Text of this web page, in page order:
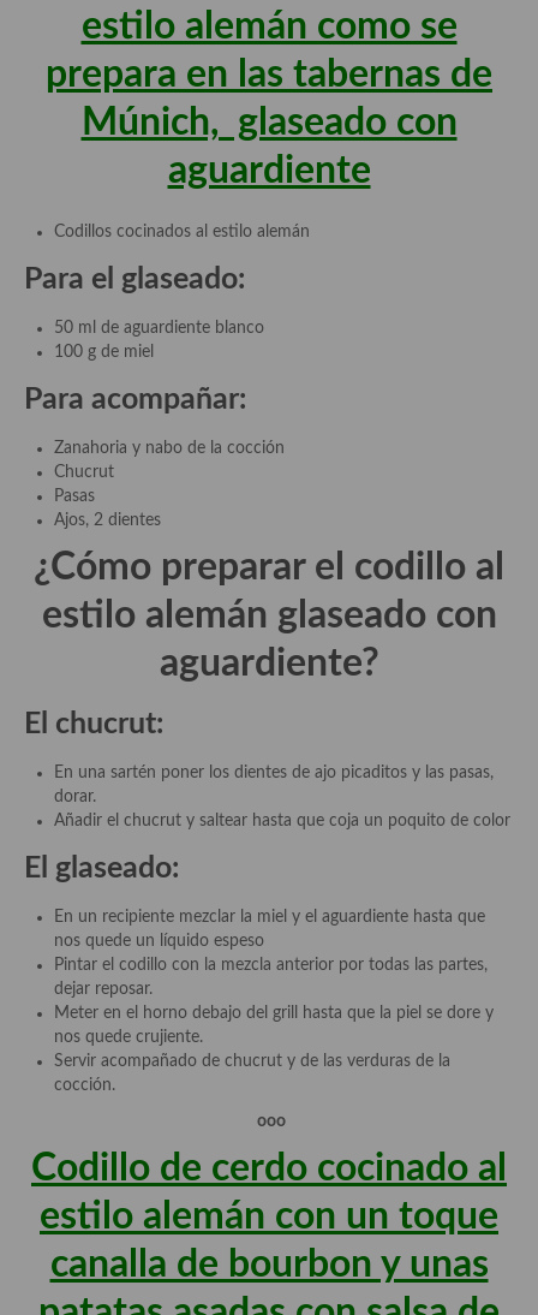
estilo alemán como se
prepara en las tabernas de
Múnich, glaseado con
aguardiente
Codillos cocinados al estilo alemán
Para el glaseado:
50 ml de aguardiente blanco
100 g de miel
Para acompañar:
Zanahoria y nabo de la cocción
Chucrut
Pasas
Ajos, 2 dientes
¿Cómo preparar el codillo al
estilo alemán glaseado con
aguardiente?
El chucrut:
En una sartén poner los dientes de ajo picaditos y las pasas,
dorar.
Añadir el chucrut y saltear hasta que coja un poquito de color
El glaseado:
En un recipiente mezclar la miel y el aguardiente hasta que
nos quede un líquido espeso
Pintar el codillo con la mezcla anterior por todas las partes,
dejar reposar.
Meter en el horno debajo del grill hasta que la piel se dore y
nos quede crujiente.
Servir acompañado de chucrut y de las verduras de la
cocción.
ooo
Codillo de cerdo cocinado al
estilo alemán con un toque
canalla de bourbon y unas